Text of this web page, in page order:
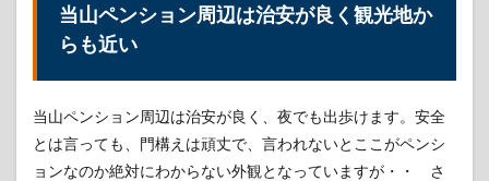
当山ペンション周辺は治安が良く観光地か
らも近い
当山ペンション周辺は治安が良く、夜でも出歩けます。安全
とは言っても、門構えは頑丈で、言われないとここがペンシ
ョンなのか絶対にわからない外観となっていますが・・ さ